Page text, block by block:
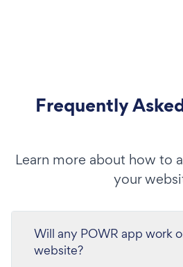
Frequently
Learn more about how to
your
Will any POWR app work
website?